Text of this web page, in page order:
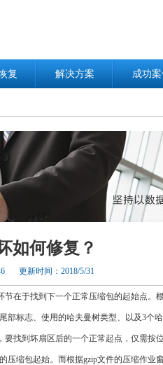
复 解决方案 成功案
如何修复？
更新时间：2018/5/31
节在于找到下一个正常压缩包的起始点。
部标志、使用的哈夫曼树类型、以及3个
要找到坏扇区后的一个正常起点，仅需按
压缩包起始。而根据gzip文件的压缩作业